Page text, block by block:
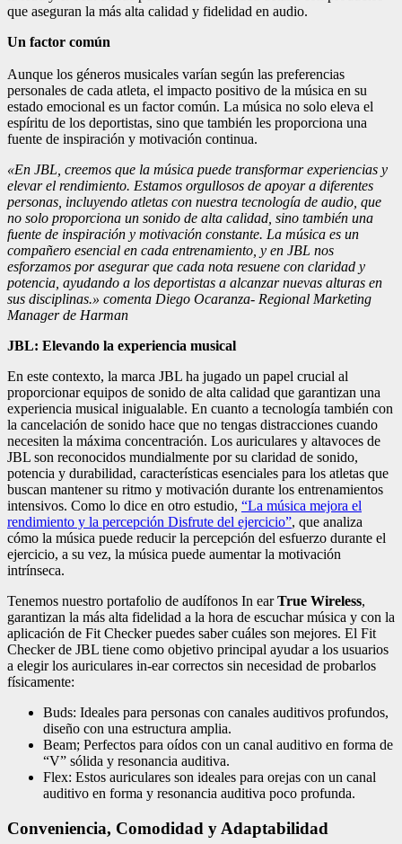
que aseguran la más alta calidad y fidelidad en audio.
Un factor común
Aunque los géneros musicales varían según las preferencias
personales de cada atleta, el impacto positivo de la música en su
estado emocional es un factor común. La música no solo eleva el
espíritu de los deportistas, sino que también les proporciona una
fuente de inspiración y motivación continua.
«En JBL, creemos que la música puede transformar experiencias y
elevar el rendimiento. Estamos orgullosos de apoyar a diferentes
personas, incluyendo atletas con nuestra tecnología de audio, que
no solo proporciona un sonido de alta calidad, sino también una
fuente de inspiración y motivación constante. La música es un
compañero esencial en cada entrenamiento, y en JBL nos
esforzamos por asegurar que cada nota resuene con claridad y
potencia, ayudando a los deportistas a alcanzar nuevas alturas en
sus disciplinas.» comenta Diego Ocaranza- Regional Marketing
Manager de Harman
JBL: Elevando la experiencia musical
En este contexto, la marca JBL ha jugado un papel crucial al
proporcionar equipos de sonido de alta calidad que garantizan una
experiencia musical inigualable. En cuanto a tecnología también con
la cancelación de sonido hace que no tengas distracciones cuando
necesiten la máxima concentración. Los auriculares y altavoces de
JBL son reconocidos mundialmente por su claridad de sonido,
potencia y durabilidad, características esenciales para los atletas que
buscan mantener su ritmo y motivación durante los entrenamientos
intensivos. Como lo dice en otro estudio, “La música mejora el
rendimiento y la percepción Disfrute del ejercicio”, que analiza
cómo la música puede reducir la percepción del esfuerzo durante el
ejercicio, a su vez, la música puede aumentar la motivación
intrínseca.
Tenemos nuestro portafolio de audífonos In earTrue Wireless,
garantizan la más alta fidelidad a la hora de escuchar música y con la
aplicación de Fit Checker puedes saber cuáles son mejores. El Fit
Checker de JBL tiene como objetivo principal ayudar a los usuarios
a elegir los auriculares in-ear correctos sin necesidad de probarlos
físicamente:
Buds: Ideales para personas con canales auditivos profundos,
diseño con una estructura amplia.
Beam; Perfectos para oídos con un canal auditivo en forma de
“V” sólida y resonancia auditiva.
Flex: Estos auriculares son ideales para orejas con un canal
auditivo en forma y resonancia auditiva poco profunda.
Conveniencia, Comodidad y Adaptabilidad